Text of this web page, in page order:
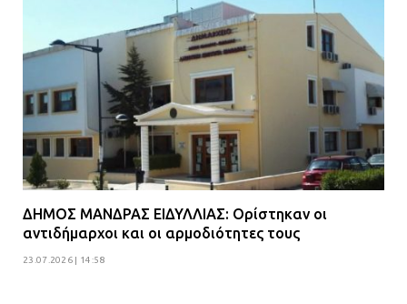
ΔΗΜΟΣ ΜΑΝΔΡΑΣ ΕΙΔΥΛΛΙΑΣ: Ορίστηκαν οι
αντιδήμαρχοι και οι αρμοδιότητες τους
23.07.2026 | 14:58